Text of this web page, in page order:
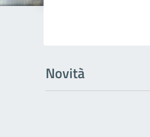
Novità